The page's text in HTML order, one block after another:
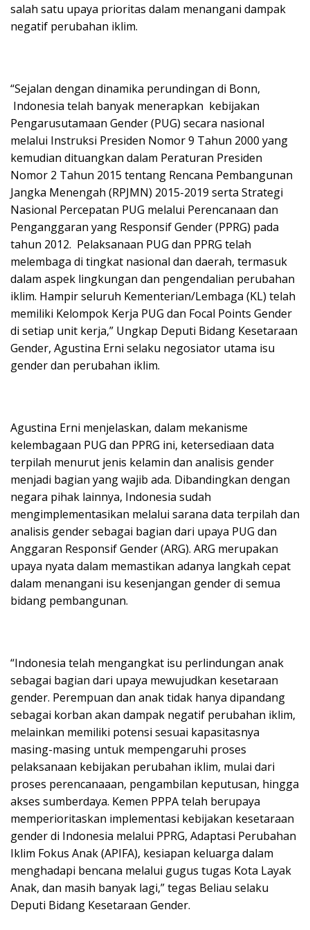
salah satu upaya prioritas dalam menangani dampak
negatif perubahan iklim.
“Sejalan dengan dinamika perundingan di Bonn,
Indonesia telah banyak menerapkan kebijakan
Pengarusutamaan Gender (PUG) secara nasional
melalui Instruksi Presiden Nomor 9 Tahun 2000 yang
kemudian dituangkan dalam Peraturan Presiden
Nomor 2 Tahun 2015 tentang Rencana Pembangunan
Jangka Menengah (RPJMN) 2015-2019 serta Strategi
Nasional Percepatan PUG melalui Perencanaan dan
Penganggaran yang Responsif Gender (PPRG) pada
tahun 2012. Pelaksanaan PUG dan PPRG telah
melembaga di tingkat nasional dan daerah, termasuk
dalam aspek lingkungan dan pengendalian perubahan
iklim. Hampir seluruh Kementerian/Lembaga (KL) telah
memiliki Kelompok Kerja PUG dan Focal Points Gender
di setiap unit kerja,” Ungkap Deputi Bidang Kesetaraan
Gender, Agustina Erni selaku negosiator utama isu
gender dan perubahan iklim.
Agustina Erni menjelaskan, dalam mekanisme
kelembagaan PUG dan PPRG ini, ketersediaan data
terpilah menurut jenis kelamin dan analisis gender
menjadi bagian yang wajib ada. Dibandingkan dengan
negara pihak lainnya, Indonesia sudah
mengimplementasikan melalui sarana data terpilah dan
analisis gender sebagai bagian dari upaya PUG dan
Anggaran Responsif Gender (ARG). ARG merupakan
upaya nyata dalam memastikan adanya langkah cepat
dalam menangani isu kesenjangan gender di semua
bidang pembangunan.
“Indonesia telah mengangkat isu perlindungan anak
sebagai bagian dari upaya mewujudkan kesetaraan
gender. Perempuan dan anak tidak hanya dipandang
sebagai korban akan dampak negatif perubahan iklim,
melainkan memiliki potensi sesuai kapasitasnya
masing-masing untuk mempengaruhi proses
pelaksanaan kebijakan perubahan iklim, mulai dari
proses perencanaaan, pengambilan keputusan, hingga
akses sumberdaya. Kemen PPPA telah berupaya
memperioritaskan implementasi kebijakan kesetaraan
gender di Indonesia melalui PPRG, Adaptasi Perubahan
Iklim Fokus Anak (APIFA), kesiapan keluarga dalam
menghadapi bencana melalui gugus tugas Kota Layak
Anak, dan masih banyak lagi,” tegas Beliau selaku
Deputi Bidang Kesetaraan Gender.